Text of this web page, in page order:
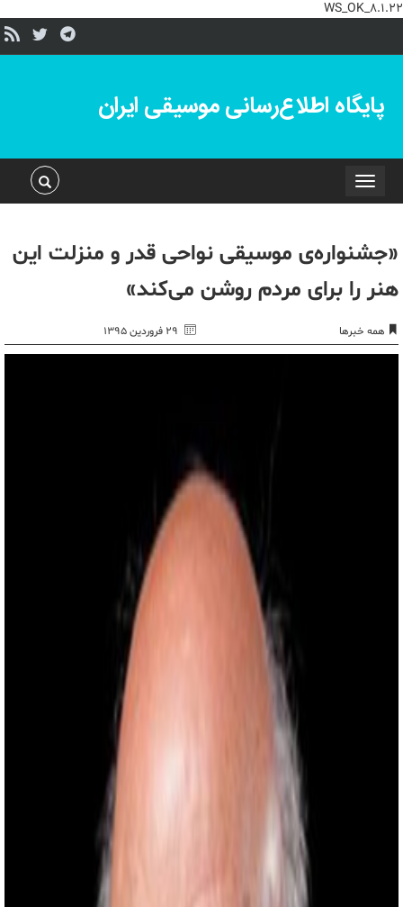
WS_OK_8.1.22
پایگاه اطلاع‌رسانی موسیقی ایران
Toggle
navigation
«جشنواره‌ی موسیقی نواحی قدر و منزلت این
هنر را برای مردم روشن می‌کند»
همه خبرها ۲۹ فروردین ۱۳۹۵